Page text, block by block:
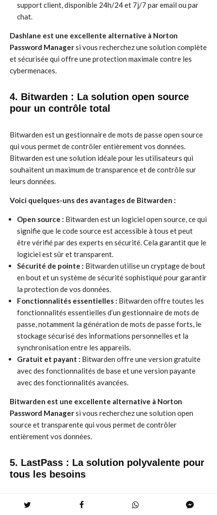
support client, disponible 24h/24 et 7j/7 par email ou par
chat.
Dashlane est une excellente alternative à Norton
Password Managersi vous recherchez une solution complète
et sécurisée qui offre une protection maximale contre les
cybermenaces.
4. Bitwarden : La solution open source
pour un contrôle total
Bitwarden est un gestionnaire de mots de passe open source
qui vous permet de contrôler entièrement vos données.
Bitwarden est une solution idéale pour les utilisateurs qui
souhaitent un maximum de transparence et de contrôle sur
leurs données.
Voici quelques-uns des avantages de Bitwarden :
Open source : Bitwarden est un logiciel open source, ce qui
signifie que le code source est accessible à tous et peut
être vérifié par des experts en sécurité. Cela garantit que le
logiciel est sûr et transparent.
Sécurité de pointe : Bitwarden utilise un cryptage de bout
en bout et un système de sécurité sophistiqué pour garantir
la protection de vos données.
Fonctionnalités essentielles : Bitwarden offre toutes les
fonctionnalités essentielles d’un gestionnaire de mots de
passe, notamment la génération de mots de passe forts, le
stockage sécurisé des informations personnelles et la
synchronisation entre les appareils.
Gratuit et payant : Bitwarden offre une version gratuite
avec des fonctionnalités de base et une version payante
avec des fonctionnalités avancées.
Bitwarden est une excellente alternative à Norton
Password Managersi vous recherchez une solution open
source et transparente qui vous permet de contrôler
entièrement vos données.
5. LastPass : La solution polyvalente pour
tous les besoins
LastPass est un gestionnaire de mots de passe très populaire